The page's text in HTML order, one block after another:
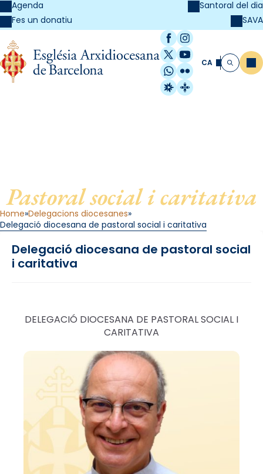
Agenda
Fes un donatiu
Santoral del dia
SAVA
Facebook
Instagram
X / Twitter
YouTube
WhatsApp
Flickr
Radio Estel
Catalunya
CA Cerca
Pastoral social i caritativa
Home Delegacions diocesanes
Delegació diocesana de pastoral social i caritativa
Delegació diocesana de pastoral social
i caritativa
DELEGACIÓ DIOCESANA DE PASTORAL SOCIAL I
CARITATIVA